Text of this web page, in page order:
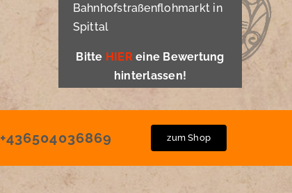
Bahnhofstraßenflohmarkt in
Spittal
Bitte HIER eine Bewertung
hinterlassen!
+436504036869 zum Shop